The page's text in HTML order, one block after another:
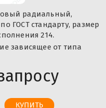
радиальный,
ГОСТ стандарту, размер
214.
зависящее от типа